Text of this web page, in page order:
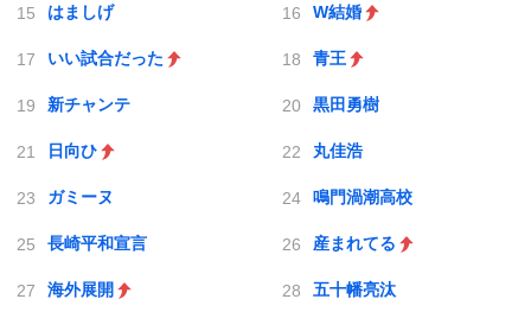
はましげ W結婚
いい試合だった 青王
新チャンテ 黒田勇樹
日向ひ 丸佳浩
ガミーヌ 鳴門渦潮高校
長崎平和宣言 産まれてる
海外展開 五十幡亮汰